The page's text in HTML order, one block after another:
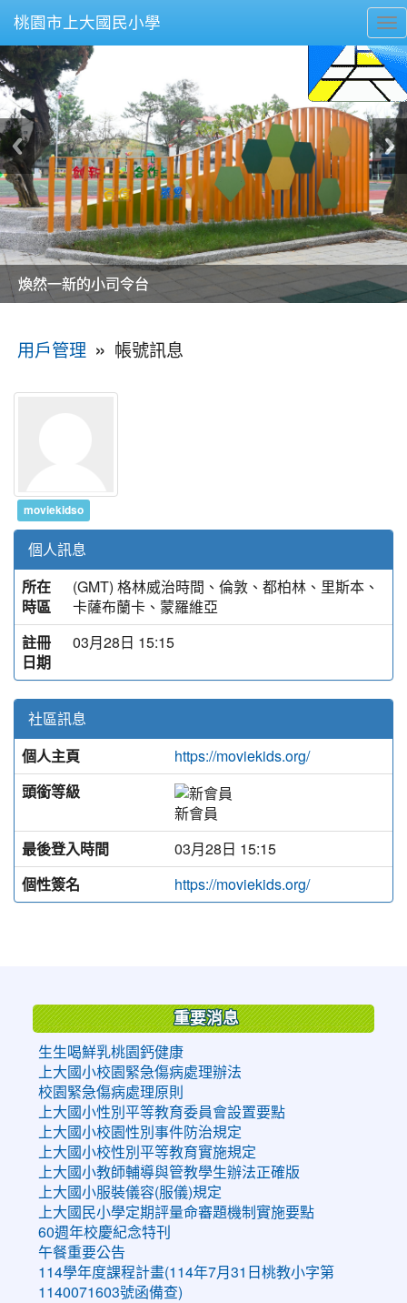
桃園市上大國民小學
美麗的操場是我們活力的來源
美麗的操場是我們活力的來源
煥然一新的小司令台
煥然一新的小司令台
富含桃園埤塘田園風光意象的中廊
富含桃園埤塘田園風光意象的中廊
嶄新的中庭廣場
嶄新的中庭廣場
水生池生生不息
水生池生生不息
用戶管理 » 帳號訊息
moviekidso
個人訊息
所在
時區
(GMT) 格林威治時間、倫敦、都柏林、里斯本、
卡薩布蘭卡、蒙羅維亞
註冊
日期
03月28日 15:15
社區訊息
個人主頁
https://moviekids.org/
頭銜等級
新會員
最後登入時間
03月28日 15:15
個性簽名
https://moviekids.org/
重要消息
生生喝鮮乳桃園鈣健康
上大國小校園緊急傷病處理辦法
校園緊急傷病處理原則
上大國小性別平等教育委員會設置要點
上大國小校園性別事件防治規定
上大國小校性別平等教育實施規定
上大國小教師輔導與管教學生辦法正確版
上大國小服裝儀容(服儀)規定
上大國民小學定期評量命審題機制實施要點
60週年校慶紀念特刊
午餐重要公告
114學年度課程計畫(114年7月31日桃教小字第
1140071603號函備查)